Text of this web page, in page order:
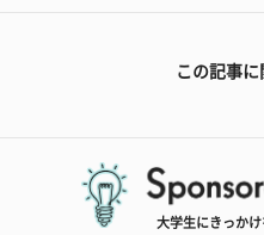
この記事
大学生にきっか